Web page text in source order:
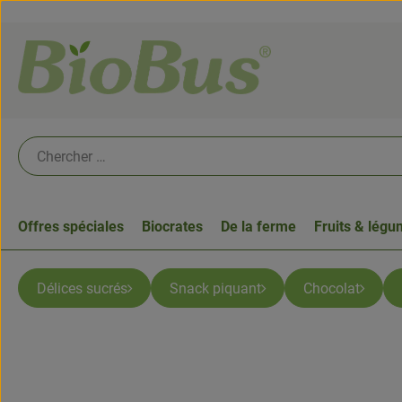
Offres spéciales Biocrates De la ferme Fruits &
Délices sucrés Snack piquant Chocolat